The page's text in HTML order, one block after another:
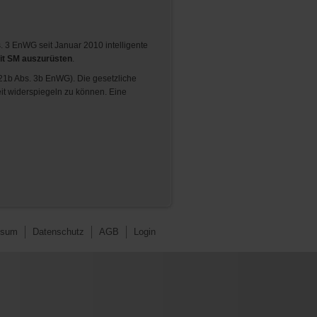
3 EnWG seit Januar 2010 intelligente
SM auszurüsten.
Abs. 3b EnWG). Die gesetzliche
widerspiegeln zu können. Eine
Datenschutz AGB Login